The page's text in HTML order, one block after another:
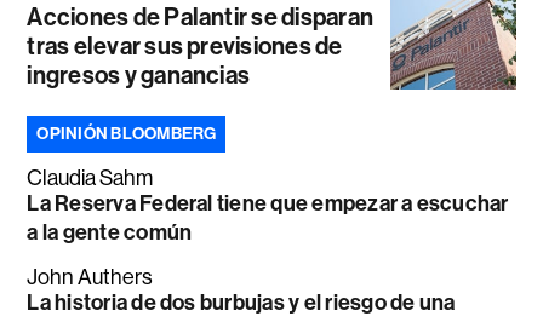
Acciones de Palantir se disparan
tras elevar sus previsiones de
ingresos y ganancias
OPINIÓN BLOOMBERG
Claudia Sahm
La Reserva Federal tiene que empezar a escuchar
a la gente común
John Authers
La historia de dos burbujas y el riesgo de una